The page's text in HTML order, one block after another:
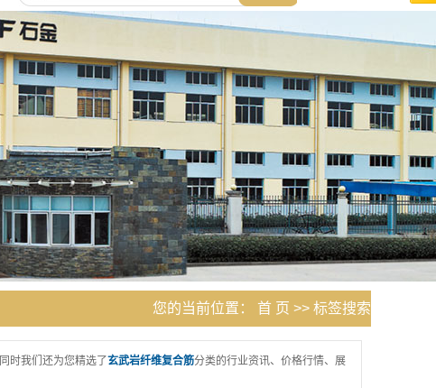
您的当前位置： 首 页 >> 标签搜索
时我们还为您精选了玄武岩纤维复合筋分类的行业资讯、价格行情、展